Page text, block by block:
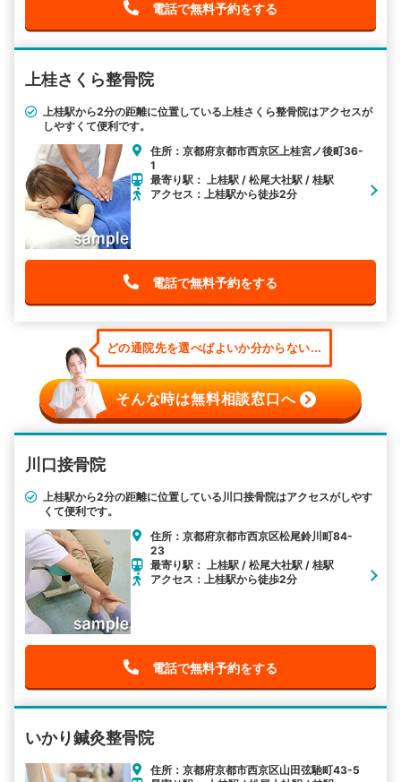
電話で無料予約をする
上桂さくら整骨院
上桂駅から2分の距離に位置している上桂さくら整骨院はアクセスが
しやすくて便利です。
住所：京都府京都市西京区上桂宮ノ後町36-
1
最寄り駅： 上桂駅 / 松尾大社駅 / 桂駅
アクセス：上桂駅から徒歩2分
電話で無料予約をする
どの通院先を選べばよいか分からない...
そんな時は無料相談窓口へ
川口接骨院
上桂駅から2分の距離に位置している川口接骨院はアクセスがしやす
くて便利です。
住所：京都府京都市西京区松尾鈴川町84-
23
最寄り駅： 上桂駅 / 松尾大社駅 / 桂駅
アクセス：上桂駅から徒歩2分
電話で無料予約をする
いかり鍼灸整骨院
住所：京都府京都市西京区山田弦馳町43-5